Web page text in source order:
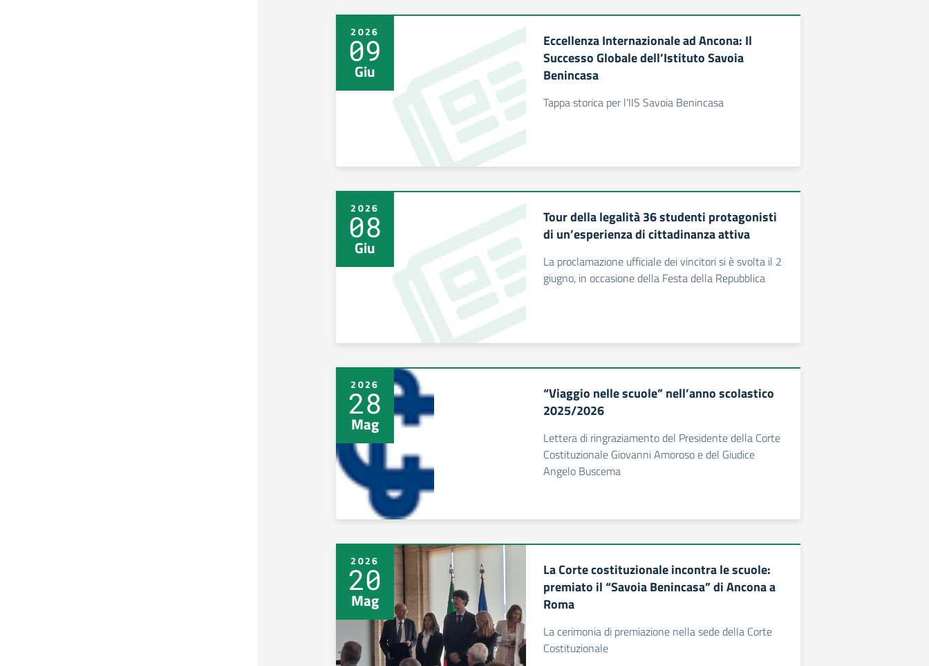
2026
09
Giu
Eccellenza Internazionale ad Ancona: Il
Successo Globale dell’Istituto Savoia
Benincasa
Tappa storica per l’IIS Savoia Benincasa
2026
08
Giu
Tour della legalità 36 studenti protagonisti
di un’esperienza di cittadinanza attiva
La proclamazione ufficiale dei vincitori si è svolta il 2
giugno, in occasione della Festa della Repubblica
2026
28
Mag
“Viaggio nelle scuole” nell’anno scolastico
2025/2026
Lettera di ringraziamento del Presidente della Corte
Costituzionale Giovanni Amoroso e del Giudice
Angelo Buscema
2026
20
Mag
La Corte costituzionale incontra le scuole:
premiato il “Savoia Benincasa” di Ancona a
Roma
La cerimonia di premiazione nella sede della Corte
Costituzionale